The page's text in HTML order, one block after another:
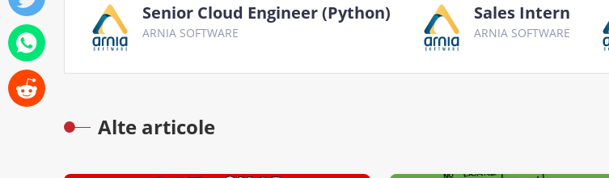
Senior Cloud Engineer (Python)
ARNIA SOFTWARE
Sales Intern
ARNIA SOFTWARE
Alte articole